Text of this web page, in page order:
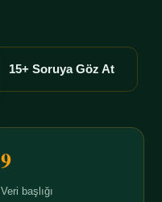
15+ Soruya Göz At
9
Veri başlığı